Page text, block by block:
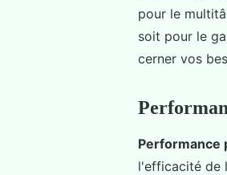
pour le
soit pour le
cerner vos
Performance
l'efficacité de